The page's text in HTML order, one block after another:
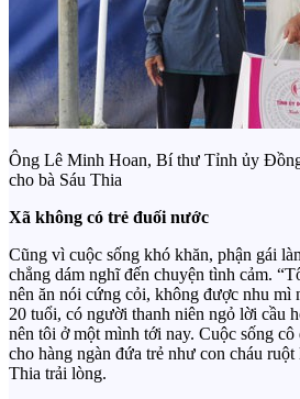
Ông Lê Minh Hoan, Bí thư Tỉnh ủy
cho bà Sáu Thia
Xã không có trẻ đuối nước
Cũng vì cuộc sống khó khăn, phận gái
chẳng dám nghĩ đến chuyện tình cảm.
nên ăn nói cứng cỏi, không được nhu mì
20 tuổi, có người thanh niên ngỏ lời cầu
nên tôi ở một mình tới nay. Cuộc sống
cho hàng ngàn đứa trẻ như con cháu
Thia trải lòng.